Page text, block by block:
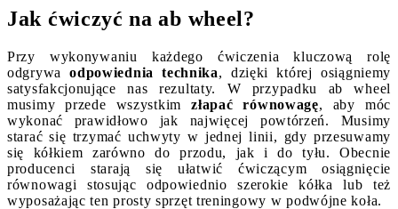
Jak ćwiczyć na ab wheel?
Przy wykonywaniu każdego ćwiczenia kluczową rolę
odgrywaodpowiednia technika, dzięki której osiągniemy
satysfakcjonujące nas rezultaty. W przypadku ab wheel
musimy przede wszystkimzłapać równowagę, aby móc
wykonać prawidłowo jak najwięcej powtórzeń. Musimy
starać się trzymać uchwyty w jednej linii, gdy przesuwamy
się kółkiem zarówno do przodu, jak i do tyłu. Obecnie
producenci starają się ułatwić ćwiczącym osiągnięcie
równowagi stosując odpowiednio szerokie kółka lub też
wyposażając ten prosty sprzęt treningowy w podwójne koła.